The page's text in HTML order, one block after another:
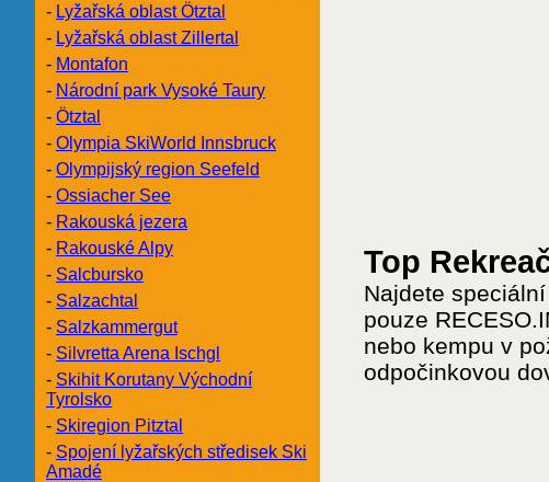
Top
Najdete
pouze
nebo kempu v
odpočinkovou
- Lyžařská oblast Ötztal
- Lyžařská oblast Zillertal
- Montafon
- Národní park Vysoké Taury
- Ötztal
- Olympia SkiWorld Innsbruck
- Olympijský region Seefeld
- Ossiacher See
- Rakouská jezera
- Rakouské Alpy
- Salcbursko
- Salzachtal
- Salzkammergut
- Silvretta Arena Ischgl
- Skihit Korutany Východní
Tyrolsko
- Skiregion Pitztal
- Spojení lyžařských středisek Ski
Amadé